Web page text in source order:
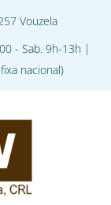
Vouzela
- Sab. 9h-13h |
nacional)